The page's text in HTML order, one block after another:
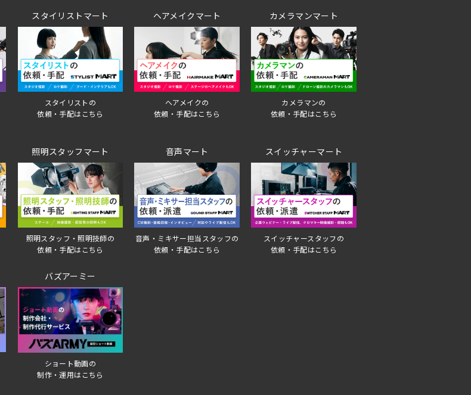
スタイリストマート
スタイリストの
依頼・手配はこちら
ヘアメイクマート
ヘアメイクの
依頼・手配はこちら
カメラマンマート
カメラマンの
依頼・手配はこちら
照明スタッフマート
照明スタッフ・照明技師の
依頼・手配はこちら
音声マート
音声・ミキサー担当スタッフの
依頼・手配はこちら
スイッチャーマート
スイッチャースタッフの
依頼・手配はこちら
バズアーミー
ショート動画の
制作・運用はこちら